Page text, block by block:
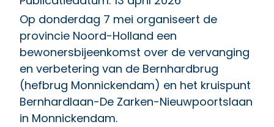
Op donderdag 7 mei organiseert de
provincie Noord-Holland een
bewonersbijeenkomst over de vervanging
en verbetering van de Bernhardbrug
(hefbrug Monnickendam) en het kruispunt
Bernhardlaan-De Zarken-Nieuwpoortslaan
in Monnickendam.